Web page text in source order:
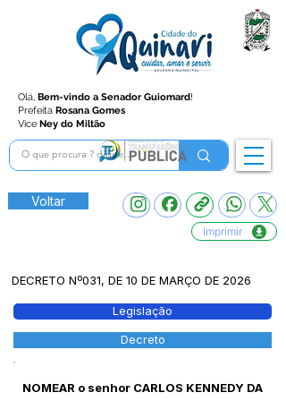
Olá, Bem-vindo a Senador Guiomard!
Prefeita Rosana Gomes
Vice Ney do Miltão
Voltar
Imprimir
DECRETO Nº031, DE 10 DE MARÇO DE 2026
Legislação
Decreto
NOMEAR o senhor CARLOS KENNEDY DA